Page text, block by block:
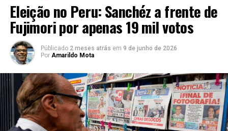
Eleição no Peru: Sanchéz a frente de
Fujimori por apenas 19 mil votos
Públicado 2 meses atrás em 9 de junho de 2026
Por Amarildo Mota